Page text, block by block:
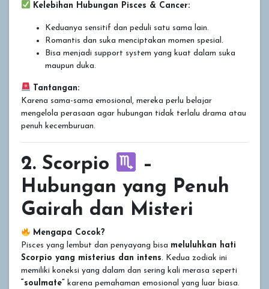
Kelebihan Hubungan Pisces & Cancer:
Keduanya sensitif dan peduli satu sama lain.
Romantis dan suka menciptakan momen spesial.
Bisa menjadi support system yang kuat dalam suka
maupun duka.
Tantangan:
Karena sama-sama emosional, mereka perlu belajar
mengelola perasaan agar hubungan tidak terlalu drama atau
penuh kecemburuan.
2. Scorpio
–
Hubungan yang Penuh
Gairah dan Misteri
Mengapa Cocok?
Pisces yang lembut dan penyayang bisa meluluhkan hati
Scorpio yang misterius dan intens. Kedua zodiak ini
memiliki koneksi yang dalam dan sering kali merasa seperti
“soulmate” karena pemahaman emosional yang luar biasa.